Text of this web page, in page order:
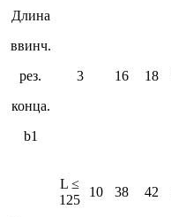
Длина
ввинч.
рез.
конца.
b1
3 16 18
L ≤
125
10 38 42